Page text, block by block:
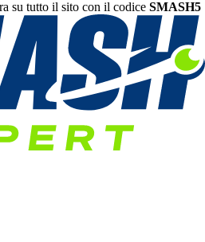
su tutto il sito con il codice SMASH5